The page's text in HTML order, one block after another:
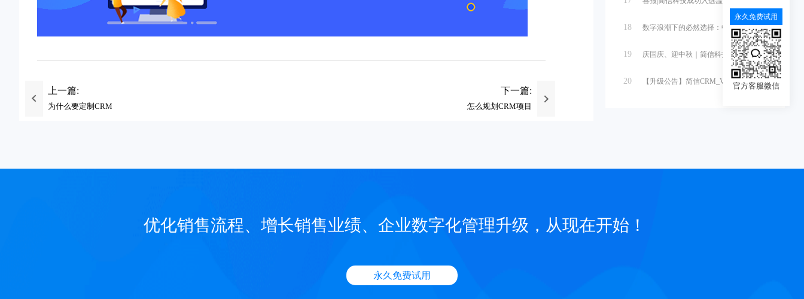
18 数字浪潮下的必然选择：中小微企业管理...
19 庆国庆、迎中秋｜简信科技2025国庆...
20 【升级公告】简信CRM_V4.7.5...
上一篇:
为什么要定制CRM
下一篇:
怎么规划CRM项目
优化销售流程、增长销售业绩、企业数字化管理升级，从现在开始！
永久免费试用
永久免费试用
官方客服微信